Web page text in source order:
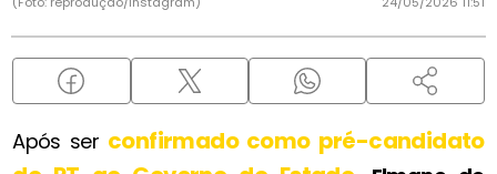
Após ser confirmado como pré-candidato